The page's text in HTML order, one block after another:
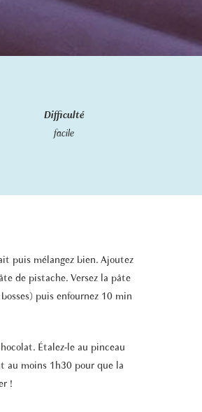
Difficulté
facile
puis mélangez bien. Ajoutez
de pistache. Versez la pâte
puis enfournez 10 min
Étalez-le au pinceau
au moins 1h30 pour que la
!